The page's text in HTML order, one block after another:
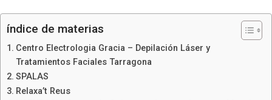
índice de materias
Centro Electrologia Gracia – Depilación Láser y
Tratamientos Faciales Tarragona
SPALAS
Relaxa’t Reus